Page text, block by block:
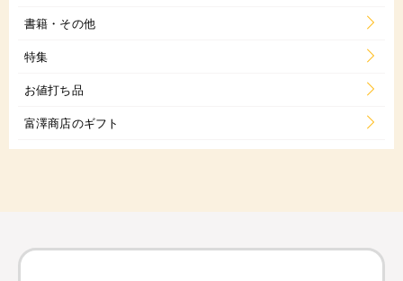
書籍・その他
特集
お値打ち品
富澤商店のギフト